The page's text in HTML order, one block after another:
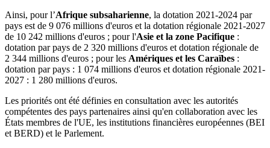
Ainsi, pour l’Afrique subsaharienne, la dotation 2021-2024 par
pays est de 9 076 millions d'euros et la dotation régionale 2021-2027
de 10 242 millions d'euros ; pour l'Asie et la zone Pacifique :
dotation par pays de 2 320 millions d'euros et dotation régionale de
2 344 millions d'euros ; pour les Amériques et les Caraïbes :
dotation par pays : 1 074 millions d'euros et dotation régionale 2021-
2027 : 1 280 millions d'euros.
Les priorités ont été définies en consultation avec les autorités
compétentes des pays partenaires ainsi qu'en collaboration avec les
États membres de l'UE, les institutions financières européennes (BEI
et BERD) et le Parlement.